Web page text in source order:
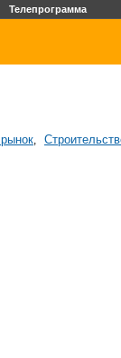
Телепрограмма
,